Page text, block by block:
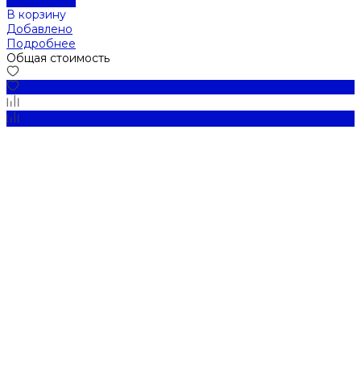
В корзину
Добавлено
Подробнее
Общая стоимость